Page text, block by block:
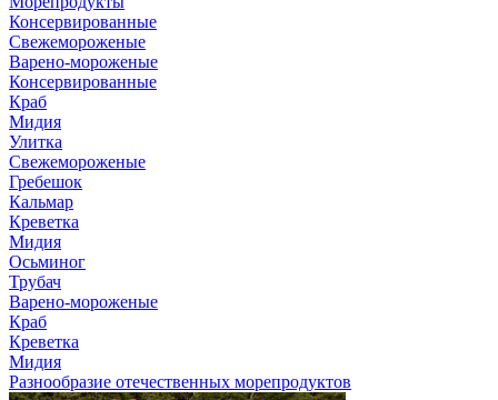
Консервированные
Свежемороженые
Варено-мороженые
Консервированные
Краб
Мидия
Улитка
Свежемороженые
Гребешок
Кальмар
Креветка
Мидия
Осьминог
Трубач
Варено-мороженые
Краб
Креветка
Мидия
Разнообразие отечественных морепродуктов